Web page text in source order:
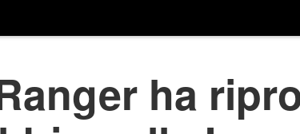
ha